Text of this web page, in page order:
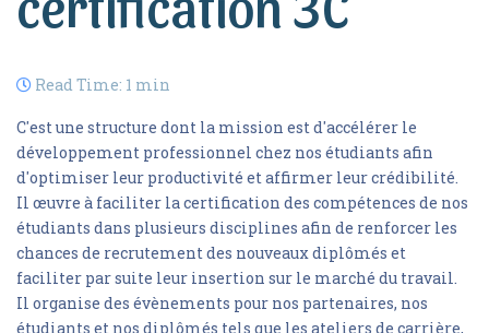
Read Time: 1 min
C'est une structure dont la mission est d'accélérer le
développement professionnel chez nos étudiants afin
d'optimiser leur productivité et affirmer leur crédibilité.
Il œuvre à faciliter la certification des compétences de nos
étudiants dans plusieurs disciplines afin de renforcer les
chances de recrutement des nouveaux diplômés et
faciliter par suite leur insertion sur le marché du travail.
Il organise des évènements pour nos partenaires, nos
étudiants et nos diplômés tels que les ateliers de carrière,